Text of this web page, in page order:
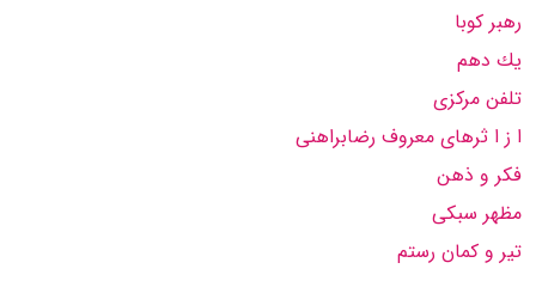
رهبر كوبا
یك دهم
تلفن مركزی
ا ز ا ثرهای معروف رضابراهنی
فكر و ذهن
مظهر سبكی
تیر و كمان رستم